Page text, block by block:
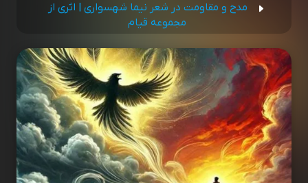
مدح و مقاومت در شعر نیما شهسواری | اثری از
مجموعه قیام